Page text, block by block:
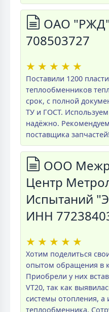
ОАО
708503727
★ ★ ★ ★ ★
Поставили 1200
теплообменников
срок, с полной
ТУ и ГОСТ.
надёжно.
поставщика запчастей!
ООО
Центр
Испытаний
ИНН
★ ★ ★ ★ ★
Хотим поделиться
опытом обращения в
Приобрели у них
VT20, так как
системы отопления, а
теплообменника.